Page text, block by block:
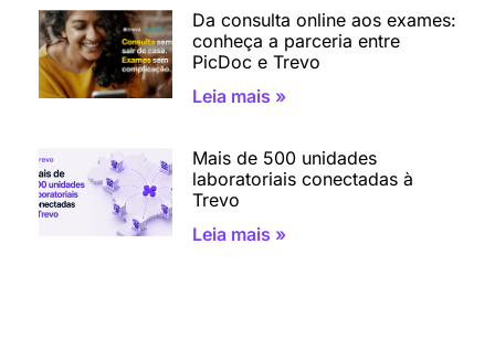
Da consulta online aos exames:
conheça a parceria entre
PicDoc e Trevo
Leia mais »
Mais de 500 unidades
laboratoriais conectadas à
Trevo
Leia mais »